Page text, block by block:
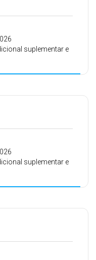
suplementar e
suplementar e